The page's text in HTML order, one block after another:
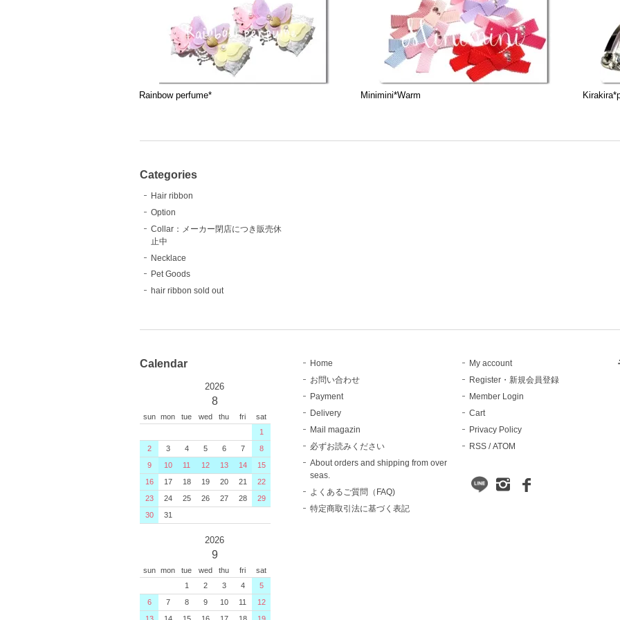
Rainbow perfume* Minimini*Warm
Categories
Hair ribbon
Option
Collar：メーカー閉店につき販売休
止中
Necklace
Pet Goods
hair ribbon sold out
Calendar
2026
8
sun mon tue wed thu fri
sat
1
2
3 4 5 6 7
8
9
10 11 12 13 14
15
16
17 18 19 20 21
22
23
24 25 26 27 28
29
30
31
2026
9
sun mon tue wed thu fri
sat
1
2 3 4
5
6
7 8 9 10 11
12
Home
お問い合わせ
Payment
Delivery
Mail magazin
必ずお読みください
About orders and shipping from over
seas.
よくあるご質問（FAQ)
特定商取引法に基づく表記
My account
Register・新規会員登録
Member Login
Cart
Privacy Policy
RSS /ATOM